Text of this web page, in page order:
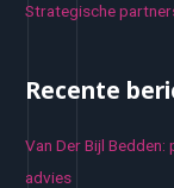
Strategische
Recente
Van Der Bijl
advies